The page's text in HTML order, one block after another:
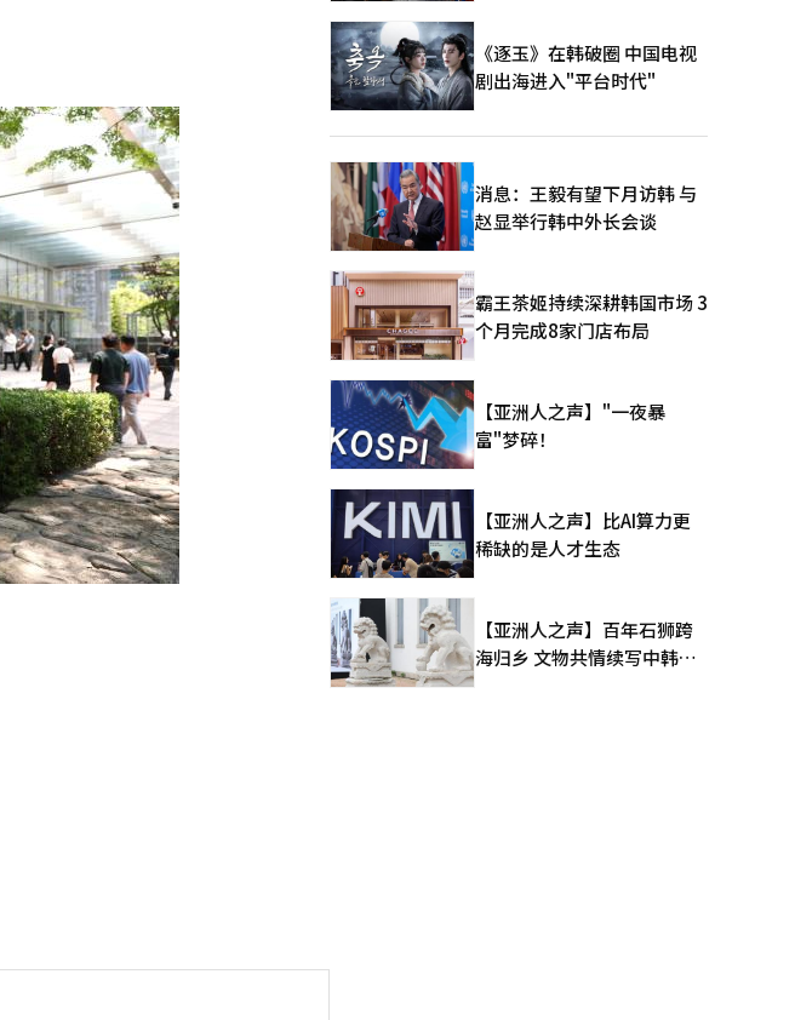
《逐玉》在韩破圈 中国电视
剧出海进入"平台时代"
消息：王毅有望下月访韩 与
赵显举行韩中外长会谈
霸王茶姬持续深耕韩国市场 3
个月完成8家门店布局
【亚洲人之声】"一夜暴
富"梦碎！
【亚洲人之声】比AI算力更
稀缺的是人才生态
【亚洲人之声】百年石狮跨
海归乡 文物共情续写中韩人